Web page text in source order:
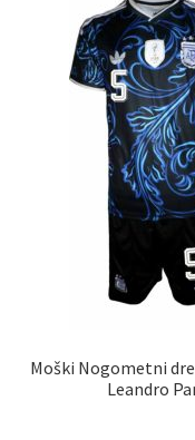
Zaključek nakupa
Moški Nogometni
Leandro